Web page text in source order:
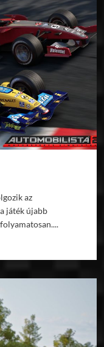
az
játék újabb